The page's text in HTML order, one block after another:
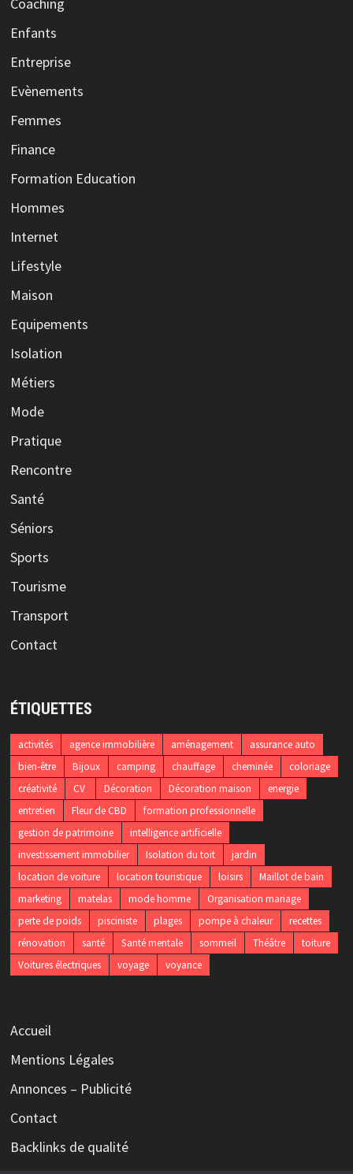
Enfants
Entreprise
Evènements
Femmes
Finance
Formation Education
Hommes
Internet
Lifestyle
Maison
Equipements
Isolation
Métiers
Mode
Pratique
Rencontre
Santé
Séniors
Sports
Tourisme
Transport
Contact
ÉTIQUETTES
activités agence immobilière aménagement
assurance auto
bien-être
Bijoux camping chauffage cheminée
coloriage
créativité
CV Décoration Décoration maison
energie
entretien
Fleur de CBD
formation professionnelle
gestion de patrimoine
intelligence artificielle
investissement immobilier
Isolation du toit
jardin
location de voiture
location touristique loisirs
Maillot de bain
marketing
matelas mode homme
Organisation mariage
perte de poids
pisciniste plages pompe à chaleur
recettes
rénovation
santé Santé mentale sommeil Théâtre
toiture
Voitures électriques
voyage voyance
Accueil
Mentions Légales
Annonces – Publicité
Contact
Backlinks de qualité